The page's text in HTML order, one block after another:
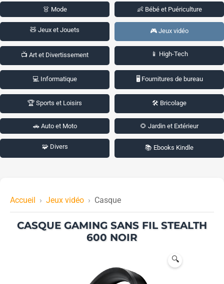
👗 Mode 👶 Bébé et Puériculture
🧸 Jeux et Jouets 🎮 Jeux vidéo
📺 Art et Divertissement 📱 High-Tech
💻 Informatique 🖥️ Fournitures de bureau
🏆 Sports et Loisirs 🛠️ Bricolage
🚗 Auto et Moto 🌻 Jardin et Extérieur
🧩 Divers 📚 Ebooks Kindle
Accueil Jeux vidéo Casque
CASQUE GAMING SANS FIL STEALTH
600 NOIR
🔍